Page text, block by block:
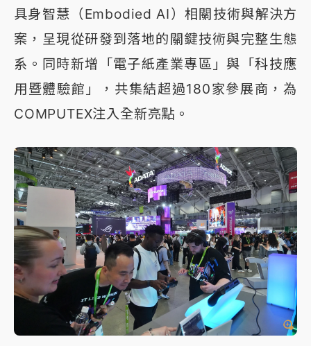
具身智慧（Embodied AI）相關技術與解決方
案，呈現從研發到落地的關鍵技術與完整生態
系。同時新增「電子紙產業專區」與「科技應
用暨體驗館」，共集結超過180家參展商，為
COMPUTEX注入全新亮點。